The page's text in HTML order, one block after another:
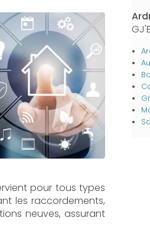
pour tous types
les raccordements,
neuves, assurant